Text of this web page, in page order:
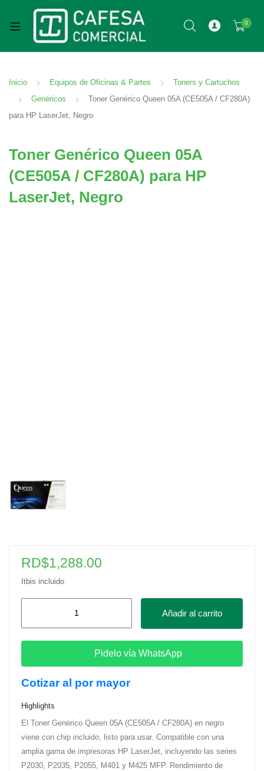
0
Inicio Equipos de Oficinas & Partes
Toners y Cartuchos
Genéricos
Toner Genérico Queen 05A (CE505A / CF280A)
para HP LaserJet, Negro
Toner Genérico Queen 05A
(CE505A / CF280A) para HP
LaserJet, Negro
RD$1,288.00
Itbis incluido
(CE505A
/
para
HP
Negro
Añadir al carrito
Pidelo vía WhatsApp
Cotizar al por mayor
Highlights
El Toner Genérico Queen 05A (CE505A / CF280A) en negro
viene con chip incluido, listo para usar. Compatible con una
amplia gama de impresoras HP LaserJet, incluyendo las series
P2030, P2035, P2055, M401 y M425 MFP. Rendimiento de